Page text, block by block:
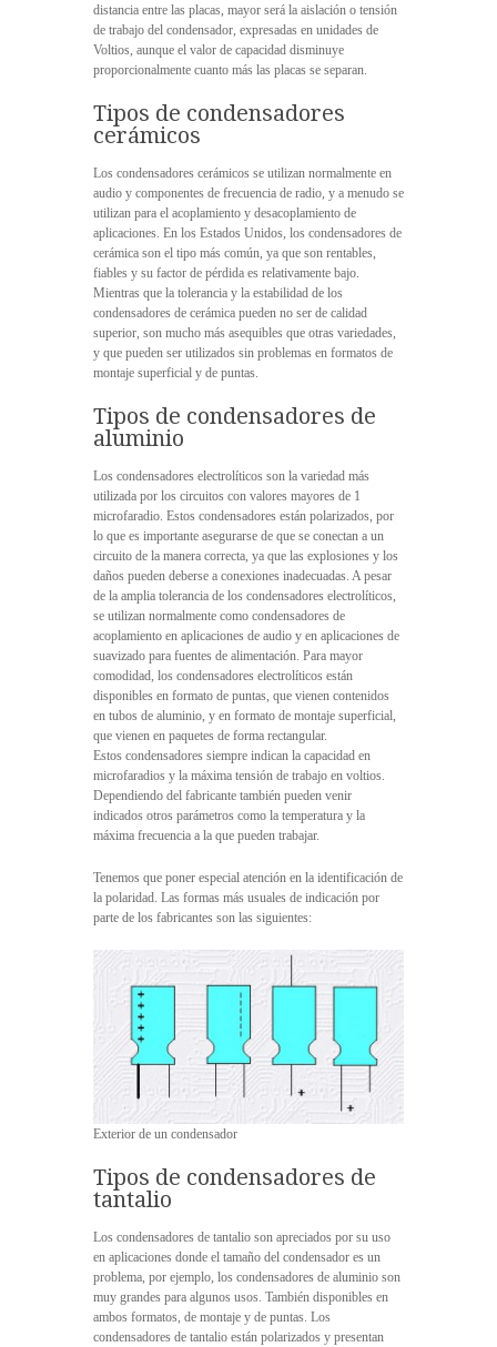
distancia entre las placas, mayor será la aislación o tensión
de trabajo del condensador, expresadas en unidades de
Voltios, aunque el valor de capacidad disminuye
proporcionalmente cuanto más las placas se separan.
Tipos de condensadores
cerámicos
Los condensadores cerámicos se utilizan normalmente en
audio y componentes de frecuencia de radio, y a menudo se
utilizan para el acoplamiento y desacoplamiento de
aplicaciones. En los Estados Unidos, los condensadores de
cerámica son el tipo más común, ya que son rentables,
fiables y su factor de pérdida es relativamente bajo.
Mientras que la tolerancia y la estabilidad de los
condensadores de cerámica pueden no ser de calidad
superior, son mucho más asequibles que otras variedades,
y que pueden ser utilizados sin problemas en formatos de
montaje superficial y de puntas.
Tipos de condensadores de
aluminio
Los condensadores electrolíticos son la variedad más
utilizada por los circuitos con valores mayores de 1
microfaradio. Estos condensadores están polarizados, por
lo que es importante asegurarse de que se conectan a un
circuito de la manera correcta, ya que las explosiones y los
daños pueden deberse a conexiones inadecuadas. A pesar
de la amplia tolerancia de los condensadores electrolíticos,
se utilizan normalmente como condensadores de
acoplamiento en aplicaciones de audio y en aplicaciones de
suavizado para fuentes de alimentación. Para mayor
comodidad, los condensadores electrolíticos están
disponibles en formato de puntas, que vienen contenidos
en tubos de aluminio, y en formato de montaje superficial,
que vienen en paquetes de forma rectangular.
Estos condensadores siempre indican la capacidad en
microfaradios y la máxima tensión de trabajo en voltios.
Dependiendo del fabricante también pueden venir
indicados otros parámetros como la temperatura y la
máxima frecuencia a la que pueden trabajar.
Tenemos que poner especial atención en la identificación de
la polaridad. Las formas más usuales de indicación por
parte de los fabricantes son las siguientes:
Exterior de un condensador
Tipos de condensadores de
tantalio
Los condensadores de tantalio son apreciados por su uso
en aplicaciones donde el tamaño del condensador es un
problema, por ejemplo, los condensadores de aluminio son
muy grandes para algunos usos. También disponibles en
ambos formatos, de montaje y de puntas. Los
condensadores de tantalio están polarizados y presentan